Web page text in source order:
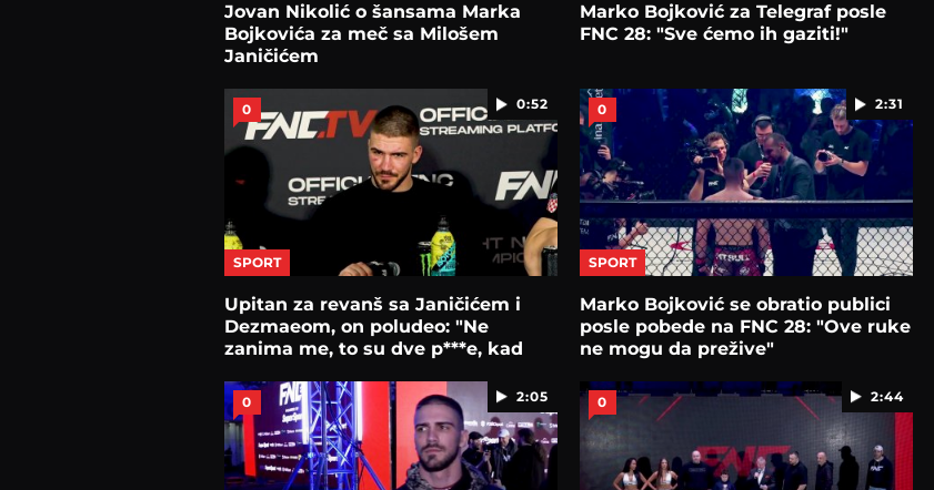
Jovan Nikolić o šansama Marka
Bojkovića za meč sa Milošem
Janičićem
Marko Bojković za Telegraf posle
FNC 28: "Sve ćemo ih gaziti!"
0:52
0
SPORT
Upitan za revanš sa Janičićem i
Dezmaeom, on poludeo: "Ne
zanima me, to su dve p***e, kad
2:31
0
SPORT
Marko Bojković se obratio publici
posle pobede na FNC 28: "Ove ruke
ne mogu da prežive"
2:05
0 2:44
0